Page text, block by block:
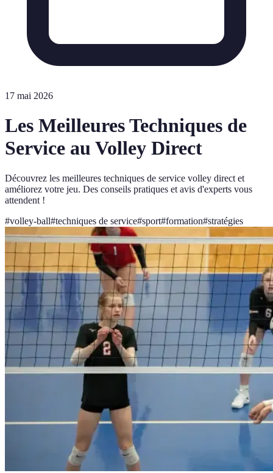
17 mai 2026
Les Meilleures Techniques de
Service au Volley Direct
Découvrez les meilleures techniques de service volley direct et
améliorez votre jeu. Des conseils pratiques et avis d'experts vous
attendent !
#volley-ball#techniques de service#sport#formation#stratégies